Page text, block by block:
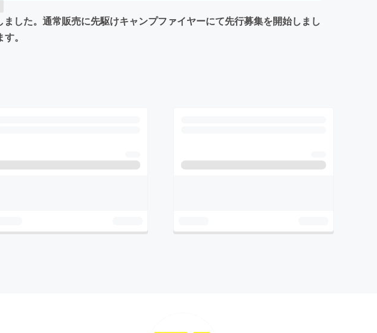
した。通常販売に先駆けキャンプファイヤーにて先行募集を開始しまし
。